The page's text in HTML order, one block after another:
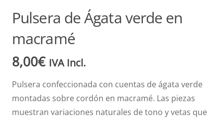
Pulsera de Ágata verde en
macramé
8,00€ IVA Incl.
Pulsera confeccionada con cuentas de ágata verde
montadas sobre cordón en macramé. Las piezas
muestran variaciones naturales de tono y vetas que